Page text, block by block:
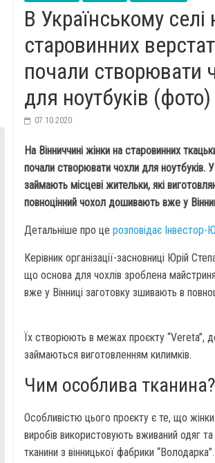
В Українському селі
старовинних
почали створювати
для ноутбуків (фото)
07.10.2020
На Вінниччині жінки на старовинних
почали створювати чохли для ноутбуків. У
займають місцеві жительки, які
повноцінний чохол дошивають вже у
Детальніше про це розповідає Інвестор-
Керівник організації-засновниці Юрій
що основа для чохлів зроблена
вже у Вінниці заготовку зшивають в
Їх створюють в межах проєкту “Vereta”,
займаються виготовленням килимків.
Чим особлива тканина?
Особливістю цього проєкту є те, що
виробів використовують вживаний одяг
тканини з вінницької фабрики “Володарка”.